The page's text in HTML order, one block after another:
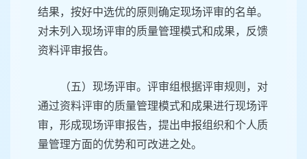
结果，按好中选优的原则确定现场评审的名单。
对未列入现场评审的质量管理模式和成果，反馈
资料评审报告。
（五）现场评审。评审组根据评审规则，对
通过资料评审的质量管理模式和成果进行现场评
审，形成现场评审报告，提出申报组织和个人质
量管理方面的优势和可改进之处。